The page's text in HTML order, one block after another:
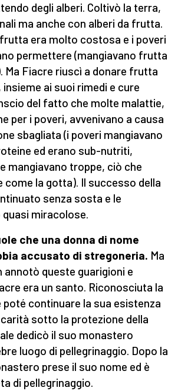
degli alberi. Coltivò la terra,
ma anche con alberi da frutta.
era molto costosa e i poveri
permettere (mangiavano frutta
Ma Fiacre riuscì a donare frutta
ai suoi rimedi e cure
del fatto che molte malattie,
per i poveri, avvenivano a causa
sbagliata (i poveri mangiavano
ed erano sub-nutriti,
mangiavano troppe, ciò che
come la gotta). Il successo della
senza sosta e le
miracolose.
che una donna di nome
accusato di stregoneria. Ma
annotò queste guarigioni e
era un santo. Riconosciuta la
continuare la sua esistenza
sotto la protezione della
dedicò il suo monastero
luogo di pellegrinaggio. Dopo la
prese il suo nome ed è
di pellegrinaggio.